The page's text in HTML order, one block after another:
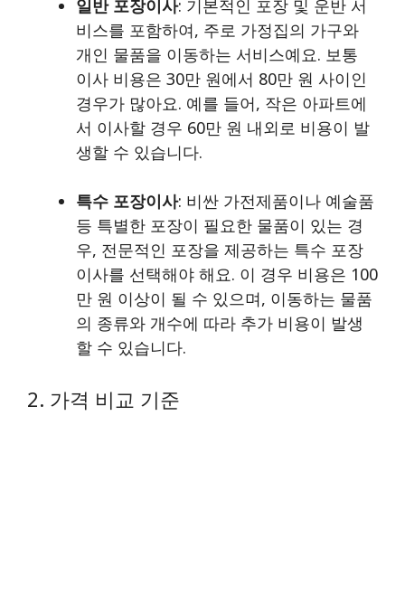
일반 포장이사: 기본적인 포장 및 운반 서
비스를 포함하여, 주로 가정집의 가구와
개인 물품을 이동하는 서비스예요. 보통
이사 비용은 30만 원에서 80만 원 사이인
경우가 많아요. 예를 들어, 작은 아파트에
서 이사할 경우 60만 원 내외로 비용이 발
생할 수 있습니다.
특수 포장이사: 비싼 가전제품이나 예술품
등 특별한 포장이 필요한 물품이 있는 경
우, 전문적인 포장을 제공하는 특수 포장
이사를 선택해야 해요. 이 경우 비용은 100
만 원 이상이 될 수 있으며, 이동하는 물품
의 종류와 개수에 따라 추가 비용이 발생
할 수 있습니다.
2. 가격 비교 기준